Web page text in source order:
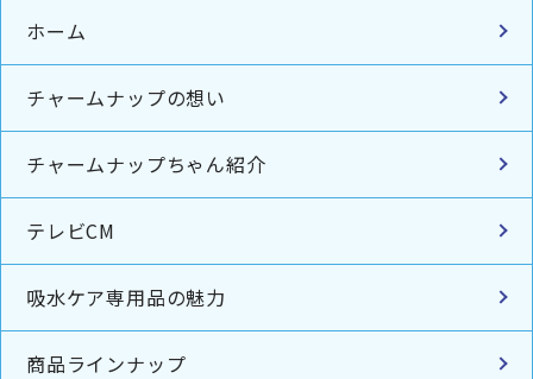
ホーム
チャームナップの想い
チャームナップちゃん紹介
テレビCM
吸水ケア専用品の魅力
商品ラインナップ